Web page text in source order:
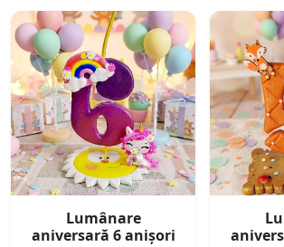
Lumânare
aniversară 6 anișori